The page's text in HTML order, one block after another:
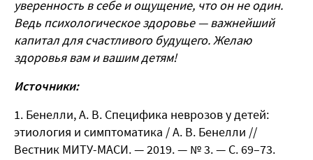
уверенность в себе и ощущение, что он не один.
Ведь психологическое здоровье — важнейший
капитал для счастливого будущего. Желаю
здоровья вам и вашим детям!
Источники:
Бенелли, А. В. Специфика неврозов у детей:
этиология и симптоматика / А. В. Бенелли //
Вестник МИТУ-МАСИ. — 2019. — № 3. — С. 69–73.